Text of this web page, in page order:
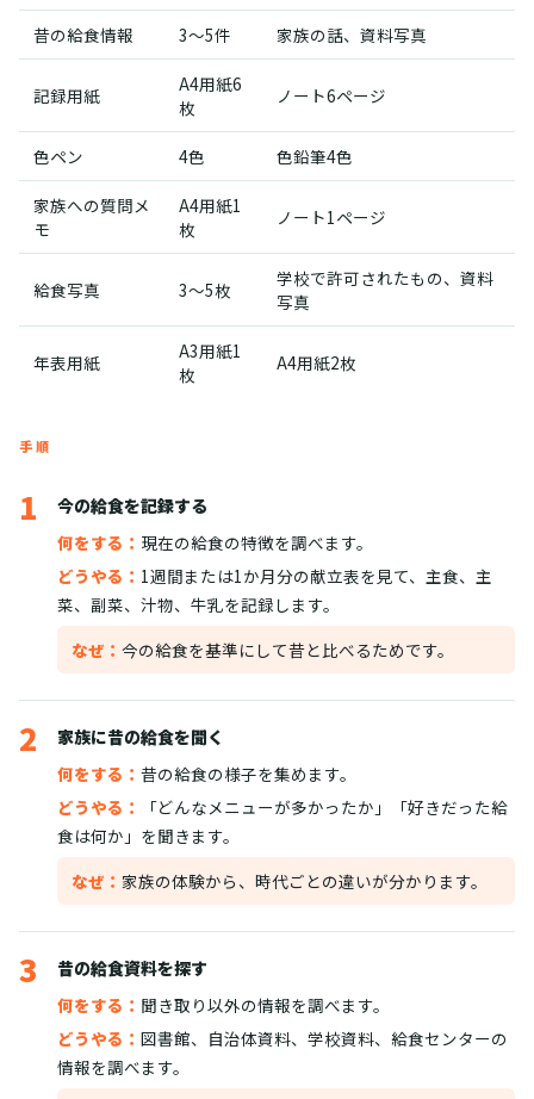
昔の給食情報 3〜5件 家族の話、資料写真
記録用紙
A4用紙6
枚
ノート6ページ
色ペン 4色 色鉛筆4色
家族への質問メ
モ
A4用紙1
枚
ノート1ページ
給食写真 3〜5枚
学校で許可されたもの、資料
写真
年表用紙
A3用紙1
枚
A4用紙2枚
手順
1
今の給食を記録する
何をする： 現在の給食の特徴を調べます。
どうやる： 1週間または1か月分の献立表を見て、主食、主
菜、副菜、汁物、牛乳を記録します。
なぜ： 今の給食を基準にして昔と比べるためです。
2
家族に昔の給食を聞く
何をする： 昔の給食の様子を集めます。
どうやる：
「どんなメニューが多かったか」「好きだった給
食は何か」を聞きます。
なぜ： 家族の体験から、時代ごとの違いが分かります。
3
昔の給食資料を探す
何をする： 聞き取り以外の情報を調べます。
どうやる： 図書館、自治体資料、学校資料、給食センターの
情報を調べます。